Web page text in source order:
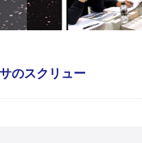
のスクリュー